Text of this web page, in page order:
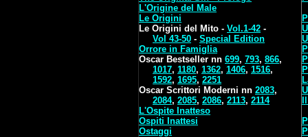
L'Origine del Male
Le Origini
Le Origini del Mito - Vol.1-42 -
Vol 43-50 - Special Edition
Orrore in Famiglia
Oscar Bestseller nn 699, 793, 866,
1017, 1180, 1362, 1406, 1516,
1592, 1695, 2251
Oscar Scrittori Moderni nn 2083,
2084, 2085, 2086, 2113, 2114
L'Ospite Inatteso
Ospiti Inattesi
Ostaggi